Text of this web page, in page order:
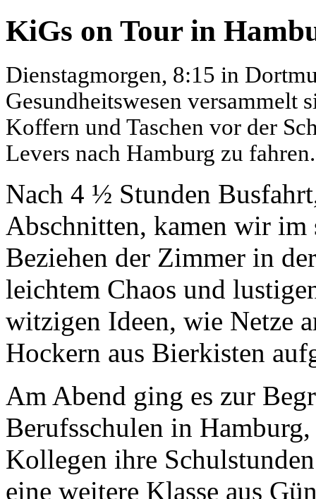
KiGs on Tour in
Dienstagmorgen, 8:15 in
Gesundheitswesen versammelt
Koffern und Taschen vor der
Levers nach Hamburg zu fahren.
Nach 4 ½ Stunden
Abschnitten, kamen wir im
Beziehen der Zimmer in
leichtem Chaos und
witzigen Ideen, wie Netze
Hockern aus Bierkisten
Am Abend ging es zur
Berufsschulen in
Kollegen ihre
eine weitere Klasse aus